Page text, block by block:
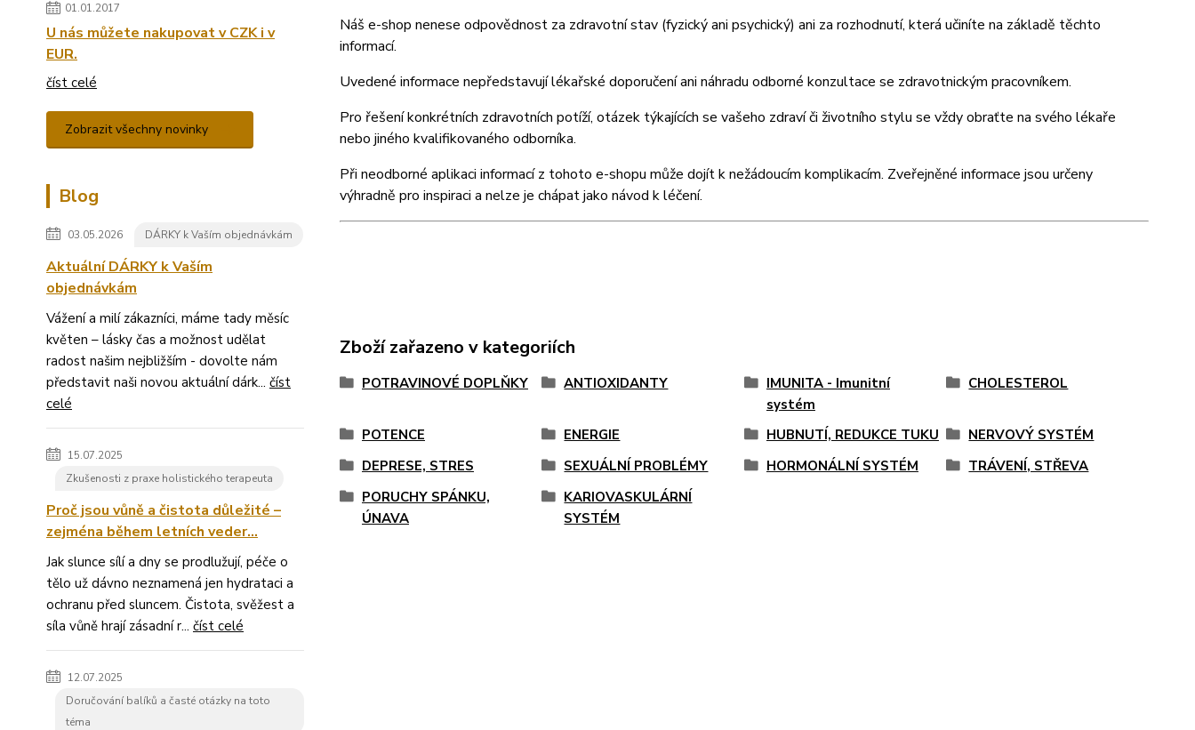
01.01.2017
U nás můžete nakupovat v CZK i v
EUR.
číst celé
Zobrazit všechny novinky
Blog
03.05.2026 DÁRKY k Vaším objednávkám
Aktuální DÁRKY k Vaším
objednávkám
Vážení a milí zákazníci, máme tady měsíc
květen – lásky čas a možnost udělat
radost našim nejbližším - dovolte nám
představit naši novou aktuální dárk... číst
celé
15.07.2025
Zkušenosti z praxe holistického terapeuta
Proč jsou vůně a čistota důležité –
zejména během letních veder...
Jak slunce sílí a dny se prodlužují, péče o
tělo už dávno neznamená jen hydrataci a
ochranu před sluncem. Čistota, svěžest a
síla vůně hrají zásadní r... číst celé
12.07.2025
Doručování balíků a časté otázky na toto
téma
Náš e-shop nenese odpovědnost za zdravotní stav (fyzický ani psychický) ani za rozhodnutí, která učiníte na základě těchto
informací.
Uvedené informace nepředstavují lékařské doporučení ani náhradu odborné konzultace se zdravotnickým pracovníkem.
Pro řešení konkrétních zdravotních potíží, otázek týkajících se vašeho zdraví či životního stylu se vždy obraťte na svého lékaře
nebo jiného kvalifikovaného odborníka.
Při neodborné aplikaci informací z tohoto e-shopu může dojít k nežádoucím komplikacím. Zveřejněné informace jsou určeny
výhradně pro inspiraci a nelze je chápat jako návod k léčení.
Zboží zařazeno v kategoriích
POTRAVINOVÉ DOPLŇKY ANTIOXIDANTY
IMUNITA - Imunitní
systém
CHOLESTEROL
POTENCE ENERGIE HUBNUTÍ, REDUKCE TUKU
NERVOVÝ SYSTÉM
DEPRESE, STRES
SEXUÁLNÍ PROBLÉMY HORMONÁLNÍ SYSTÉM
TRÁVENÍ, STŘEVA
PORUCHY SPÁNKU,
ÚNAVA
KARIOVASKULÁRNÍ
SYSTÉM